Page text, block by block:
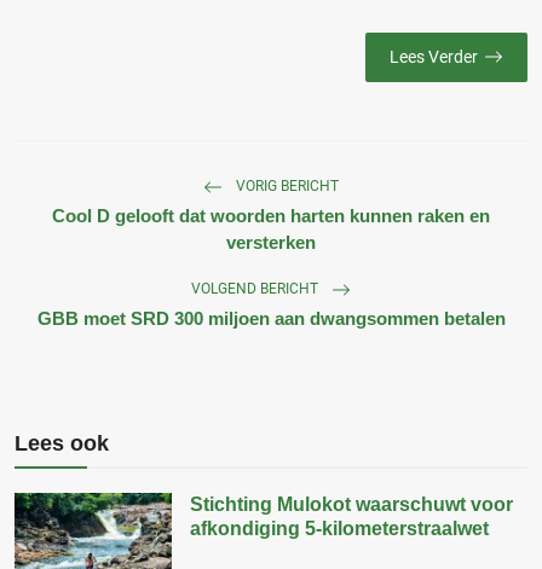
Lees Verder
VORIG BERICHT
Cool D gelooft dat woorden harten kunnen raken en
versterken
VOLGEND BERICHT
GBB moet SRD 300 miljoen aan dwangsommen betalen
Lees ook
Stichting Mulokot waarschuwt voor
afkondiging 5-kilometerstraalwet